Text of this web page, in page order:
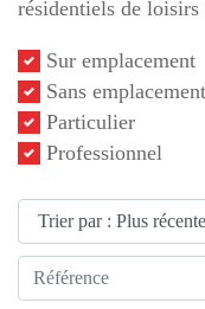
résidentiels de
Sur emplacement
Sans emplacement
Particulier
Professionnel